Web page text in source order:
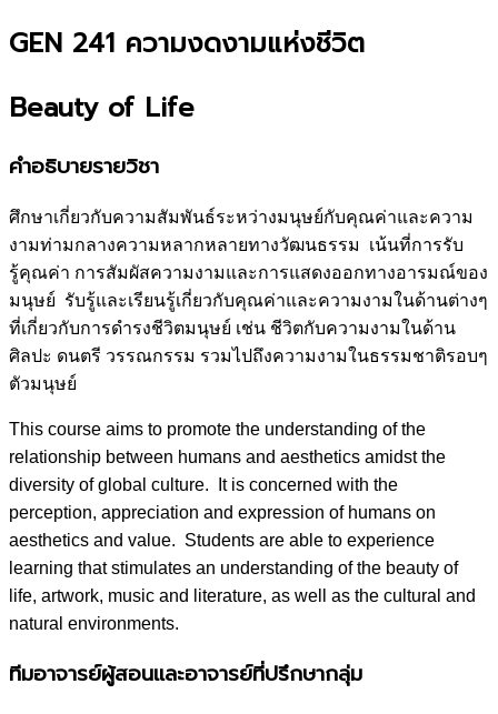
GEN 241 ความงดงามแห่งชีวิต
Beauty of Life
คำอธิบายรายวิชา
ศึกษาเกี่ยวกับความสัมพันธ์ระหว่างมนุษย์กับคุณค่าและความ
งามท่ามกลางความหลากหลายทางวัฒนธรรม เน้นที่การรับ
รู้คุณค่า การสัมผัสความงามและการแสดงออกทางอารมณ์ของ
มนุษย์ รับรู้และเรียนรู้เกี่ยวกับคุณค่าและความงามในด้านต่างๆ
ที่เกี่ยวกับการดำรงชีวิตมนุษย์ เช่น ชีวิตกับความงามในด้าน
ศิลปะ ดนตรี วรรณกรรม รวมไปถึงความงามในธรรมชาติรอบๆ
ตัวมนุษย์
This course aims to promote the understanding of the
relationship between humans and aesthetics amidst the
diversity of global culture. It is concerned with the
perception, appreciation and expression of humans on
aesthetics and value. Students are able to experience
learning that stimulates an understanding of the beauty of
life, artwork, music and literature, as well as the cultural and
natural environments.
ทีมอาจารย์ผู้สอนและอาจารย์ที่ปรึกษากลุ่ม